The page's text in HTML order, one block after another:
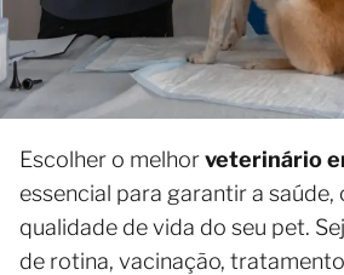
Escolher o melhorveterinário
essencial para garantir a saúde,
qualidade de vida do seu pet.
de rotina, vacinação,